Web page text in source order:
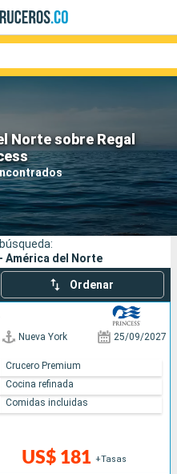
Norte sobre Regal
Buscar
América del Norte
Ordenar
Nueva York 25/09/2027
US$ 181 +Tasas
Crucero Premium
Cocina refinada
Comidas incluidas